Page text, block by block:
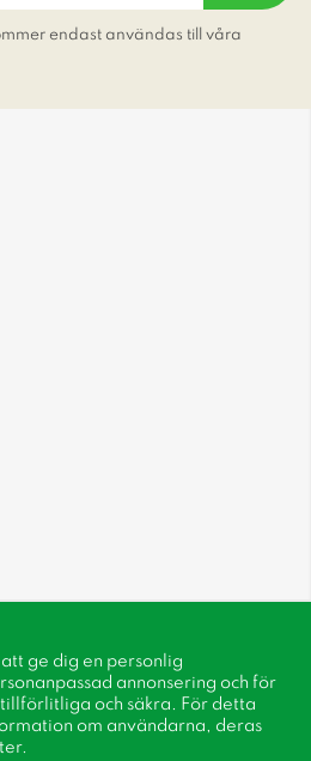
endast användas till våra
ge dig en personlig
annonsering och för
och säkra. För detta
om användarna, deras